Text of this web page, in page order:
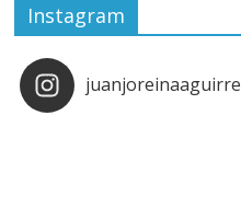
Instagram
juanjoreinaaguirre